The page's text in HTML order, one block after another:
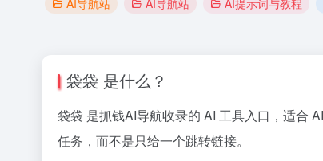
AI导航站 AI导航站 AI提示词与教程
袋袋 是什么？
袋袋 是抓钱AI导航收录的 AI 工具入口，适合
任务，而不是只给一个跳转链接。